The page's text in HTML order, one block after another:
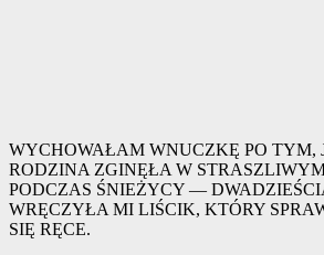
WYCHOWAŁAM WNUCZKĘ PO TYM,
RODZINA ZGINĘŁA W
PODCZAS ŚNIEŻYCY —
WRĘCZYŁA MI LIŚCIK, KTÓRY
SIĘ RĘCE.